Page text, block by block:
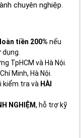
chuyên nghiệp.
tiền 200% nếu
dụng.
TpHCM và Hà Nội.
Minh, Hà Nội.
kiểm tra và HÀI
NGHIỆM, hỗ trợ kỹ